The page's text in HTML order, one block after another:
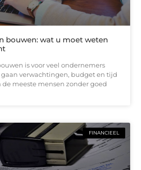
bouwen: wat u moet weten
is voor veel ondernemers
gaan verwachtingen, budget en tijd
de meeste mensen zonder goed
FINANCIEEL